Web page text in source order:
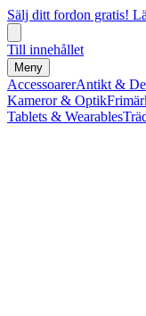
Sälj ditt fordon gratis!
Till innehållet
Meny
AccessoarerAntikt &
Kameror & Optik
Tablets & Wearables